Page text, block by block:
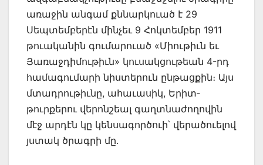
առաջին անգամ քննարկուած է 29
Սեպտեմբերէն մինչեւ 9 Հոկ­տեմբեր 1911
թուականին գումարուած «Միութիւն եւ
Յառաջդիմութիւն» կուսակ­ցու­թեան 4-րդ
համագումարի նիստերուն ընթացքին։ Այս
մտադրութիւնը, ահաւասիկ, Երիտ­
թուրքերու վերոնշեալ գաղտնաժողովին
մէջ արդէն կը կենսագործուի՝ վերածուե­լով
յստակ ծրագրի մը.